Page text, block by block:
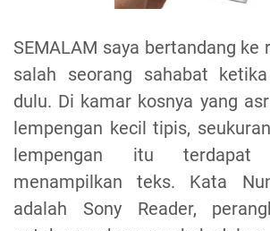
SEMALAM saya bertandang ke
salah seorang sahabat
dulu. Di kamar kosnya yang
lempengan kecil tipis,
lempengan itu
menampilkan teks. Kata
adalah Sony Reader,